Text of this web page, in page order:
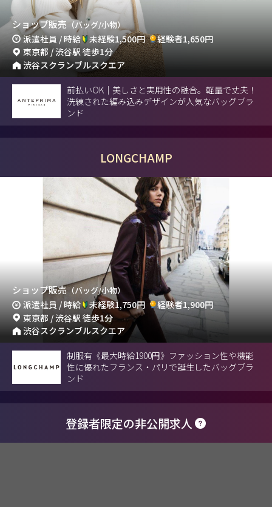
ショップ販売 （バッグ/小物）
派遣社員 / 時給 未経験1,500円
経験者1,650円
東京都 / 渋谷駅 徒歩1分
渋谷スクランブルスクエア
前払いOK｜美しさと実用性の融合。軽量で丈夫！
洗練された編み込みデザインが人気なバッグブラ
ンド
LONGCHAMP
ショップ販売（バッグ/小物）
派遣社員 / 時給 未経験1,750円
経験者1,900円
東京都 / 渋谷駅 徒歩1分
渋谷スクランブルスクエア
制服有《最大時給1900円》ファッション性や機能
性に優れたフランス・パリで誕生したバッグブラ
ンド
登録者限定の非公開求人